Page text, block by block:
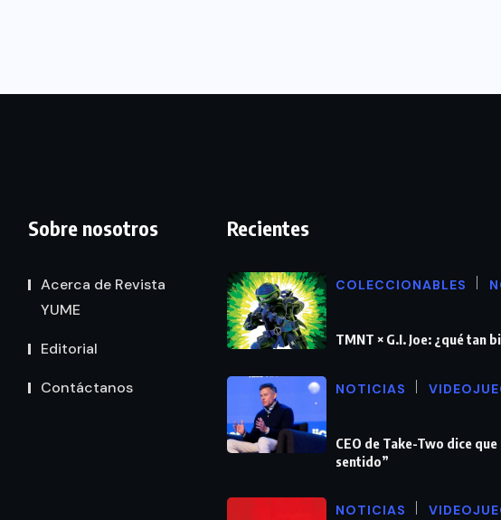
Sobre nosotros
Acerca de Revista
YUME
Editorial
Contáctanos
Recientes
COLECCIONABLES
TMNT × G.I. Joe: ¿qué tan
NOTICIAS
CEO de Take-Two dice
sentido”
NOTICIAS